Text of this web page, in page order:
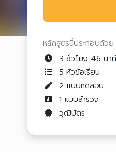
หลักสูตรนี้ประกอบด้วย
3 ชั่วโมง 46 นาที
5 หัวข้อเรียน
2 แบบทดสอบ
1 แบบสำรวจ
วุฒิบัตร